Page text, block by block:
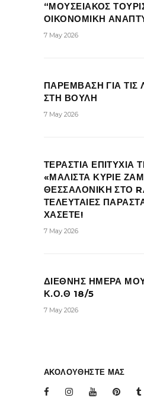
“ΜΟΥΣΕΙΑΚΟΣ
ΟΙΚΟΝΟΜΙΚΗ
7 May 2026
ΠΑΡΕΜΒΑΣΗ ΓΙΑ ΤΙΣ
ΣΤΗ ΒΟΥΛΗ
7 May 2026
ΤΕΡΑΣΤΙΑ ΕΠΙΤΥΧΙΑ
«ΜΑΛΙΣΤΑ ΚΥΡΙΕ
ΘΕΣΣΑΛΟΝΙΚΗ ΣΤΟ
ΤΕΛΕΥΤΑΙΕΣ
ΧΑΣΕΤΕ!
7 May 2026
ΔΙΕΘΝΗΣ ΗΜΕΡΑ
Κ.Ο.Θ 18/5
7 May 2026
ΑΚΟΛΟΥΘΗΣΤΕ ΜΑΣ